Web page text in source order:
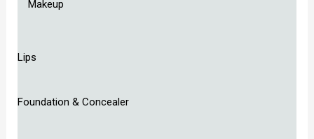
Makeup
Lips
Foundation & Concealer